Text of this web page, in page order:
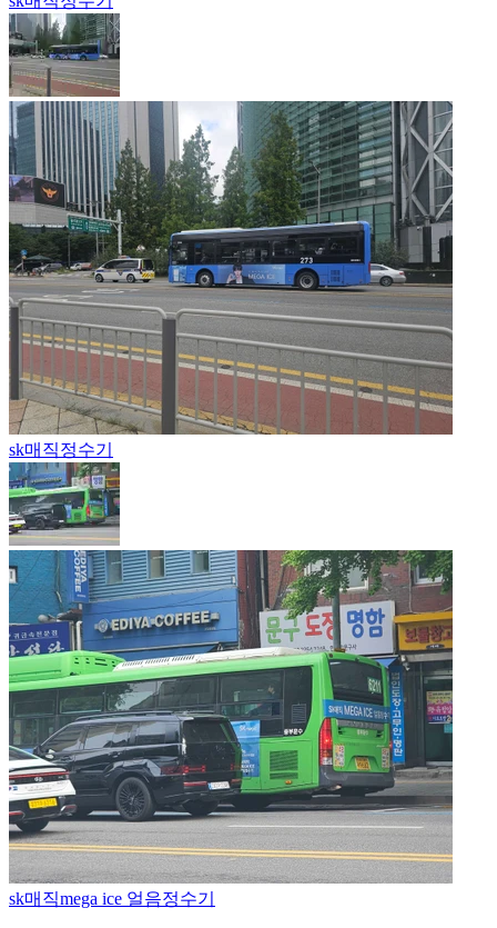
sk매직정수기
sk매직mega ice 얼음정수기